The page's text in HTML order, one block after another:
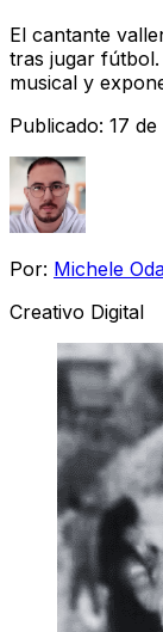
El cantante
tras jugar
musical y
Publicado: 17
Por: Michele
Creativo Digital